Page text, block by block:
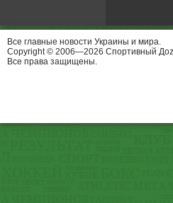
Все главные новости Украины и мира.
Copyright © 2006—2026 Спортивный
Все права защищены.